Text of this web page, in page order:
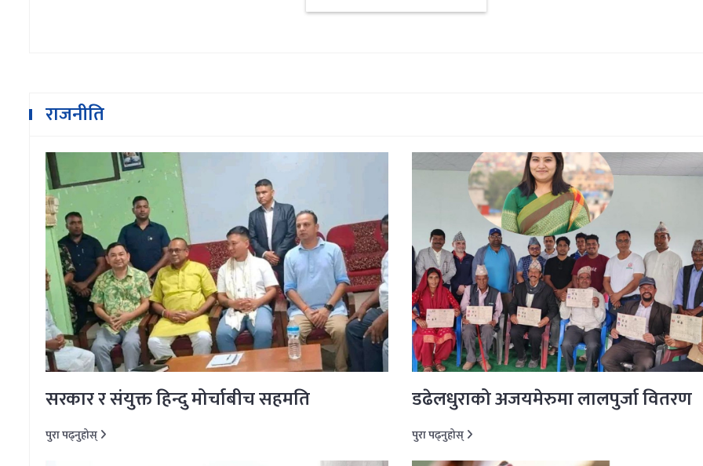
राजनीति
सरकार र संयुक्त हिन्दु मोर्चाबीच सहमति
पुरा पढ्नुहोस्
डढेलधुराको अजयमेरुमा लालपुर्जा वितरण
पुरा पढ्नुहोस्